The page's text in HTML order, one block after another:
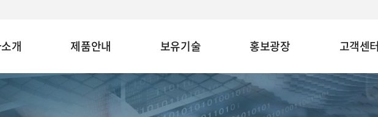
개 제품안내 보유기술 홍보광장 고객센터